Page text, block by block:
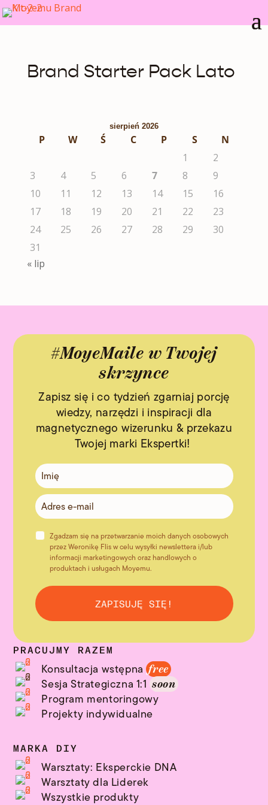
Brand Starter Pack Lato
sierpień 2026
P W Ś C P S
N
1
2
3
4 5 6 7 8
9
10
11 12 13 14 15
16
17
18 19 20 21 22
23
24
25 26 27 28 29
30
31
« lip
#MoyeMaile w Twojej
skrzynce
Zapisz się i co tydzień zgarniaj porcję
wiedzy, narzędzi i inspiracji dla
magnetycznego wizerunku & przekazu
Twojej marki Ekspertki!
Zgadzam się na przetwarzanie moich danych osobowych
przez Weronikę Flis w celu wysyłki newslettera i/lub
informacji marketingowych oraz handlowych o
produktach i usługach Moyemu.
ZAPISUJĘ SIĘ!
PRACUJMY RAZEM
Konsultacja wstępnafree
Sesja Strategiczna 1:1soon
Program mentoringowy
Projekty indywidualne
MARKA DIY
Warsztaty: Eksperckie DNA
Warsztaty dla Liderek
Wszystkie produkty